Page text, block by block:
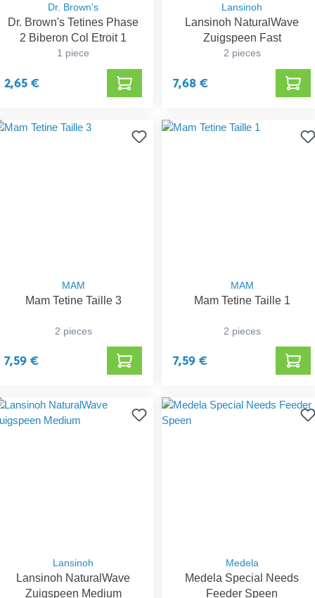
Dr. Brown's
Dr. Brown's Tetines Phase
2 Biberon Col Etroit 1
1 piece
2,65 €
Lansinoh
Lansinoh NaturalWave
Zuigspeen Fast
2 pieces
7,68 €
MAM
Mam Tetine Taille 3
2 pieces
7,59 €
MAM
Mam Tetine Taille 1
2 pieces
7,59 €
Lansinoh
Lansinoh NaturalWave
Zuigspeen Medium
Medela
Medela Special Needs
Feeder Speen